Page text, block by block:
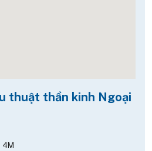
thuật thần kinh Ngoại
4M